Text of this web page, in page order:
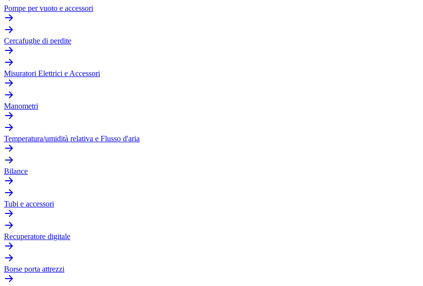
Pompe per vuoto e accessori
Cercafughe di perdite
Misuratori Elettrici e Accessori
Manometri
Temperatura/umidità relativa e Flusso d'aria
Bilance
Tubi e accessori
Recuperatore digitale
Borse porta attrezzi